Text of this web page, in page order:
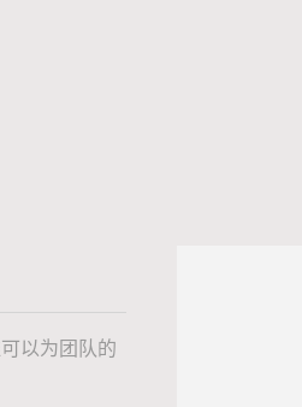
以为团队的